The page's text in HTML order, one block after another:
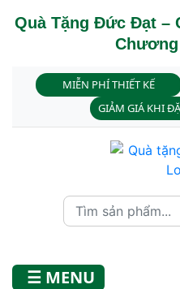
Quà Tặng Đức Đạt –
Chương
MIỄN PHÍ THIẾT KẾ
GIẢM GIÁ KHI
☰ MENU